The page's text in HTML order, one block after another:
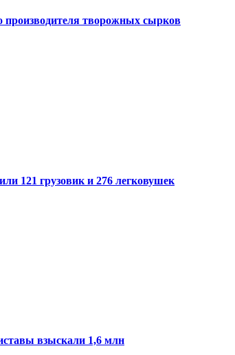
производителя творожных сырков
121 грузовик и 276 легковушек
взыскали 1,6 млн